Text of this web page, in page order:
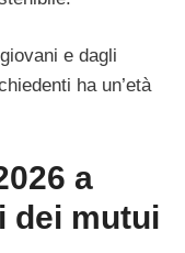
e dagli
ha un’età
a
dei mutui